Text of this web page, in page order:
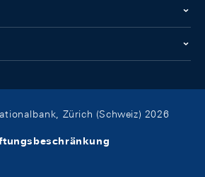
Zürich (Schweiz) 2026